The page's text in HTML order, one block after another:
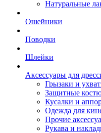
Натуральные
Ошейники
Поводки
Шлейки
Аксессуары для
Грызаки и
Защитные
Кусалки и
Одежда для
Прочие
Рукава и